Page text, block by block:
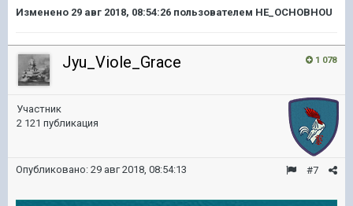
Изменено 29 авг 2018, 08:54:26 пользователем HE_OCHOBHOU
1 078
Jyu_Viole_Grace
Участник
2 121 публикация
#7
Опубликовано: 29 авг 2018, 08:54:13